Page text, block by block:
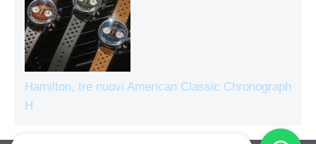
Hamilton, tre nuovi American Classic Chronograph
H